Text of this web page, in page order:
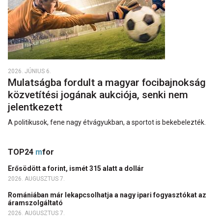
2026. JÚNIUS 6.
Mulatságba fordult a magyar focibajnokság
közvetítési jogának aukciója, senki nem
jelentkezett
A politikusok, fene nagy étvágyukban, a sportot is bekebelezték.
TOP24 mfor
Erősödött a forint, ismét 315 alatt a dollár
2026. AUGUSZTUS 7.
Romániában már lekapcsolhatja a nagy ipari fogyasztókat az
áramszolgáltató
2026. AUGUSZTUS 7.